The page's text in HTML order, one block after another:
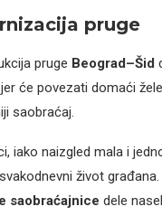
pruge
pruge Beograd–Šid
jer će povezati domaći
saobraćaj.
iako naizgled mala i
život
saobraćajnice dele